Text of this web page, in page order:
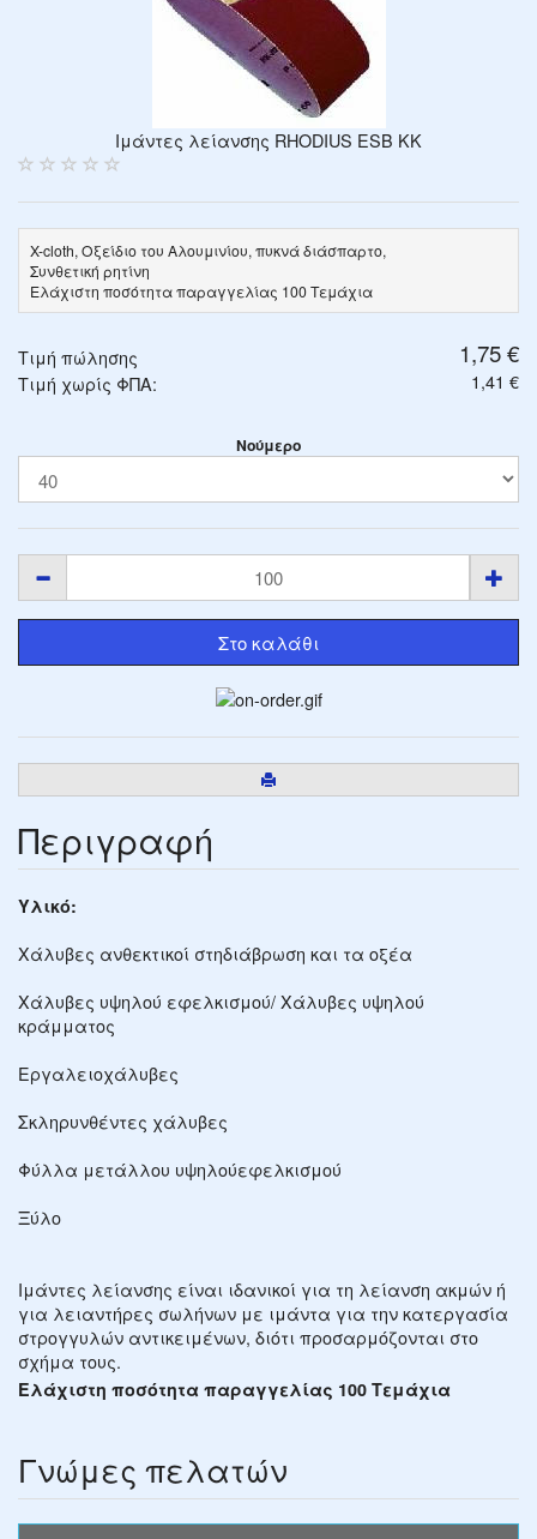
Ιμάντες λείανσης RHODIUS ESB KK
X-cloth, Οξείδιο του Αλουμινίου, πυκνά διάσπαρτο,
Συνθετική ρητίνη
Ελάχιστη ποσότητα παραγγελίας 100 Τεμάχια
Τιμή πώλησης 1,75 €
Τιμή χωρίς ΦΠΑ: 1,41 €
Νούμερο
Περιγραφή
Υλικό:
Χάλυβες ανθεκτικοί στηδιάβρωση και τα οξέα
Χάλυβες υψηλού εφελκισμού/ Χάλυβες υψηλού
κράμματος
Εργαλειοχάλυβες
Σκληρυνθέντες χάλυβες
Φύλλα μετάλλου υψηλούεφελκισμού
Ξύλο
Ιμάντες λείανσης είναι ιδανικοί για τη λείανση ακμών ή
για λειαντήρες σωλήνων με ιμάντα για την κατεργασία
στρογγυλών αντικειμένων, διότι προσαρμόζονται στο
σχήμα τους.
Ελάχιστη ποσότητα παραγγελίας 100 Τεμάχια
Γνώμες πελατών